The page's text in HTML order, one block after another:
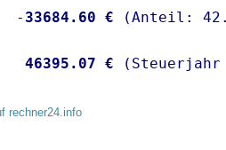
- 33684.60 €
46395.07 € (Steuerjahr
rechner24.info